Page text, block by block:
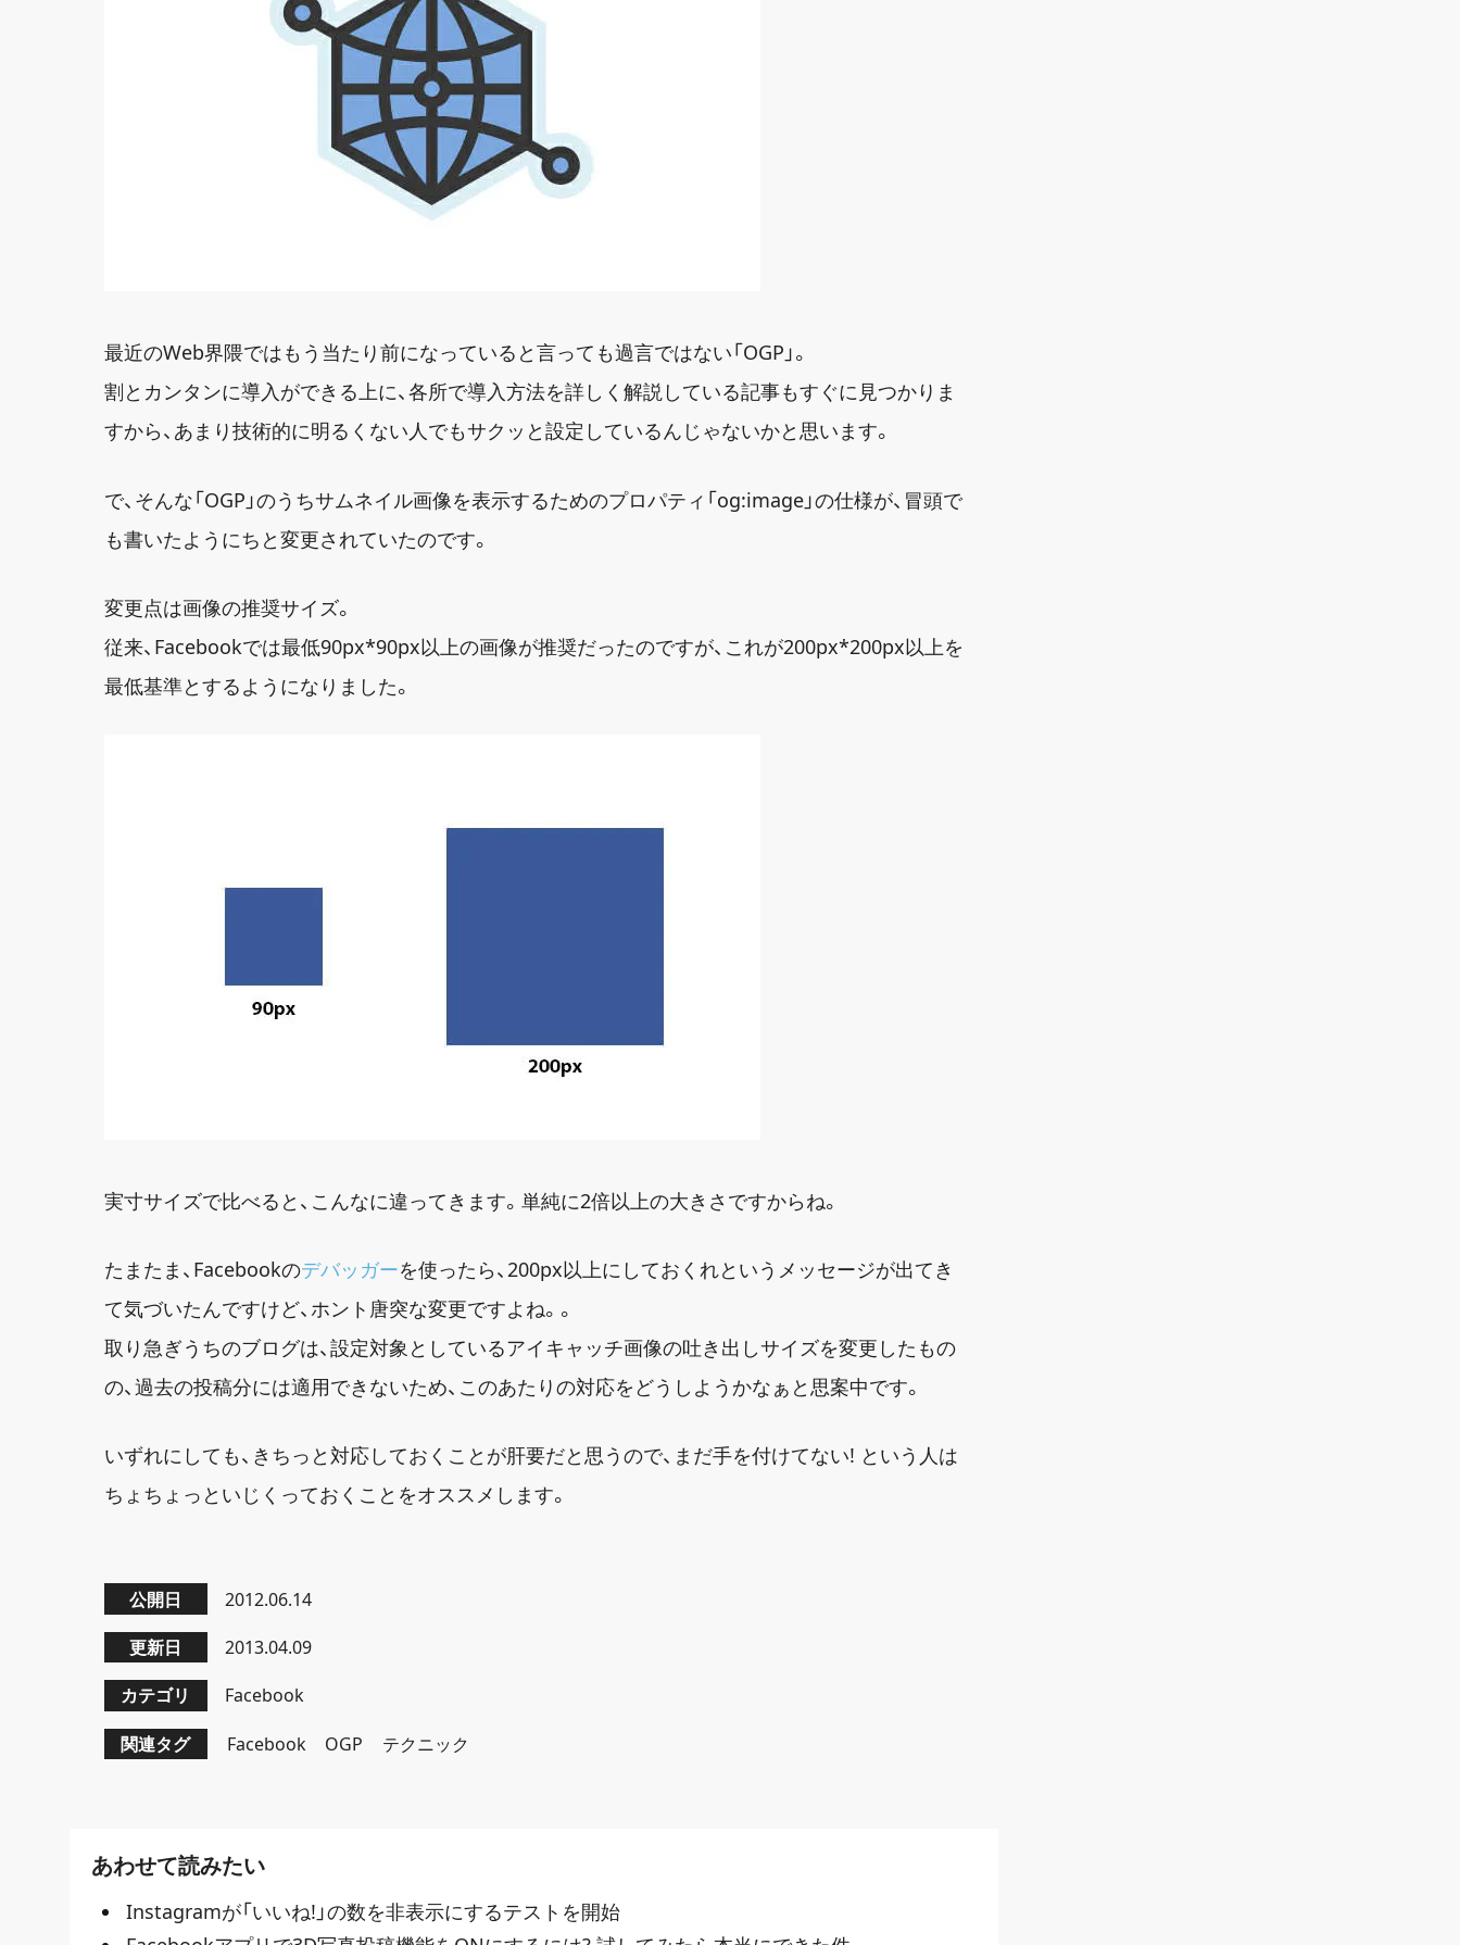
最近のWeb界隈ではもう当たり前になっていると言っても過言ではない「OGP」。
割とカンタンに導入ができる上に、各所で導入方法を詳しく解説している記事もすぐに見つかりま
すから、あまり技術的に明るくない人でもサクッと設定しているんじゃないかと思います。
で、そんな「OGP」のうちサムネイル画像を表示するためのプロパティ「og:image」の仕様が、冒頭で
も書いたようにちと変更されていたのです。
変更点は画像の推奨サイズ。
従来、Facebookでは最低90px*90px以上の画像が推奨だったのですが、これが200px*200px以上を
最低基準とするようになりました。
実寸サイズで比べると、こんなに違ってきます。単純に2倍以上の大きさですからね。
たまたま、Facebookのデバッガーを使ったら、200px以上にしておくれというメッセージが出てき
て気づいたんですけど、ホント唐突な変更ですよね。。
取り急ぎうちのブログは、設定対象としているアイキャッチ画像の吐き出しサイズを変更したもの
の、過去の投稿分には適用できないため、このあたりの対応をどうしようかなぁと思案中です。
いずれにしても、きちっと対応しておくことが肝要だと思うので、まだ手を付けてない! という人は
ちょちょっといじくっておくことをオススメします。
公開日 2012.06.14
更新日 2013.04.09
カテゴリ Facebook
関連タグ Facebook OGP テクニック
あわせて読みたい
Instagramが「いいね!」の数を非表示にするテストを開始